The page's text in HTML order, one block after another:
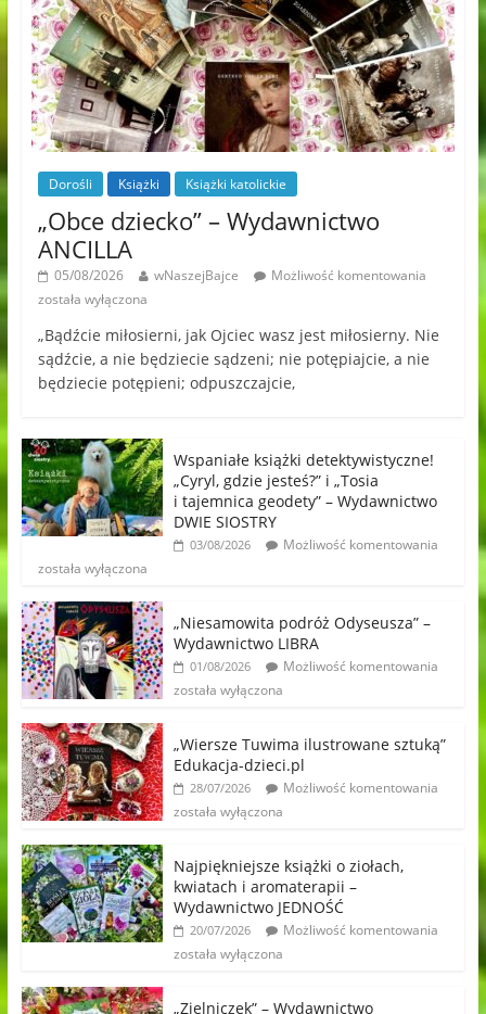
Dorośli Książki Książki katolickie
„Obce dziecko” – Wydawnictwo
ANCILLA
05/08/2026 wNaszejBajce
Możliwość komentowania
została wyłączona
„Bądźcie miłosierni, jak Ojciec wasz jest miłosierny. Nie
sądźcie, a nie będziecie sądzeni; nie potępiajcie, a nie
będziecie potępieni; odpuszczajcie,
Wspaniałe książki detektywistyczne!
„Cyryl, gdzie jesteś?” i „Tosia
i tajemnica geodety” – Wydawnictwo
DWIE SIOSTRY
03/08/2026
Możliwość komentowania
została wyłączona
„Niesamowita podróż Odyseusza” –
Wydawnictwo LIBRA
01/08/2026
Możliwość komentowania
została wyłączona
„Wiersze Tuwima ilustrowane sztuką”
Edukacja-dzieci.pl
28/07/2026
Możliwość komentowania
została wyłączona
Najpiękniejsze książki o ziołach,
kwiatach i aromaterapii –
Wydawnictwo JEDNOŚĆ
20/07/2026
Możliwość komentowania
została wyłączona
„Zielniczek” – Wydawnictwo